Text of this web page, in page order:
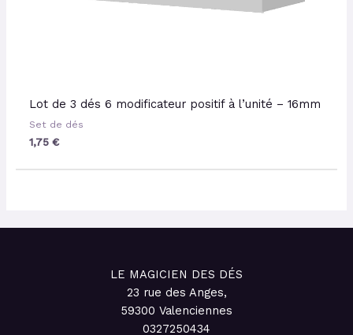
Lot de 3 dés 6 modificateur positif à l’unité – 16mm
Set de dés
1,75€
LE MAGICIEN DES DÉS
23 rue des Anges,
59300 Valenciennes
0327250434